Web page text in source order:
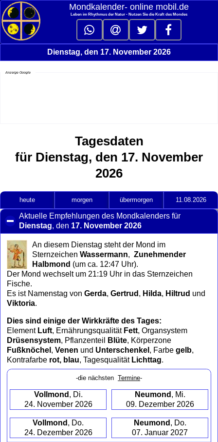
Mondkalender‑ online mobil.de
Leben im Rhythmus der Natur - Nutzen Sie die Kraft des Mondes
Dienstag, den 17. November 2026
Anzeige Google
Tagesdaten
für Dienstag, den 17. November
2026
heute morgen übermorgen 11.08.2026
Aktuelle Empfehlungen des Mondkalenders für
Dienstag, den 17. November 2026
to
collapse
contents
An diesem Dienstag steht der Mond im
Sternzeichen Wassermann, Zunehmender
Halbmond (um ca. 12:47 Uhr).
Der Mond wechselt um 21:19 Uhr in das Sternzeichen
Fische.
Es ist Namenstag von Gerda, Gertrud , Hilda, Hiltrud und
Viktoria.
Dies sind einige der Wirkkräfte des Tages:
Element Luft, Ernährungsqualität Fett, Organsystem
Drüsensystem, Pflanzenteil Blüte, Körperzone
Fußknöchel , Venen und Unterschenkel , Farbe gelb,
Kontrafarbe rot, blau, Tagesqualität Lichttag.
-die nächsten Termine-
Vollmond , Di.
24. November 2026
Neumond , Mi.
09. Dezember 2026
Vollmond , Do.
24. Dezember 2026
Neumond , Do.
07. Januar 2027